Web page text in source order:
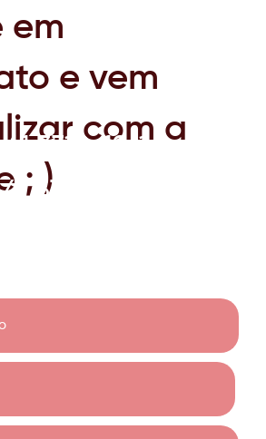
em
e vem
com a
; )
41 3319-1961
41 3319-1961